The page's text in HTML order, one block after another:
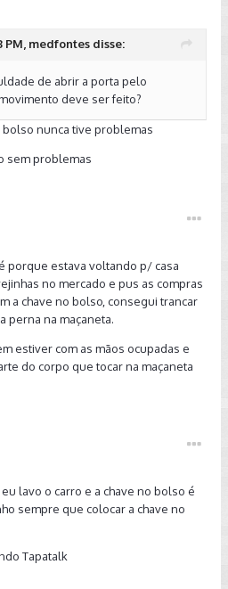
PM, medfontes disse:
de abrir a porta pelo
deve ser feito?
bolso nunca tive problemas
sem problemas
porque estava voltando p/ casa
no mercado e pus as compras
a chave no bolso, consegui trancar
perna na maçaneta.
estiver com as mãos ocupadas e
do corpo que tocar na maçaneta
lavo o carro e a chave no bolso é
sempre que colocar a chave no
Tapatalk